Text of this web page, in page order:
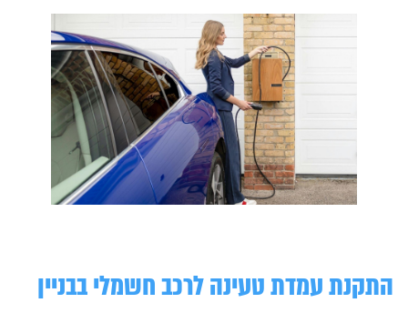
עמדת טעינה לרכב חשמלי בבניין